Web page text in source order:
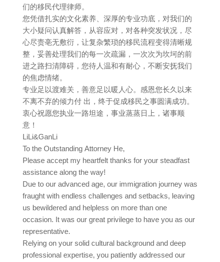
们的移民代理律师。
您凭借扎实的文化素养、深厚的专业功底，对我们的
大小疑问认真解答，从容应对，对各种突发状况，尽
心尽责亳无敷衍，让复杂繁琐的移民流程变得清晰规
整，妥善处理我们的每一次疏漏，一次次为坎坷的前
进之路扫清障碍，您待人温和有耐心，不断安抚我们
的焦虑情绪。
专业足以渡难关，善意足以暖人心。感恩您长久以来
不离不弃的倾力付 出，终于促成移民之事圆满成功。
衷心祝愿您执业一路坦途，事业蒸蒸日上，诸事顺
意！
LiLi&GanLi
To the Outstanding Attorney He,
Please accept my heartfelt thanks for your steadfast
assistance along the way!
Due to our advanced age, our immigration journey was
fraught with endless challenges and setbacks, leaving
us bewildered and helpless on more than one
occasion. It was our great privilege to have you as our
representative.
Relying on your solid cultural background and deep
professional expertise, you patiently addressed our